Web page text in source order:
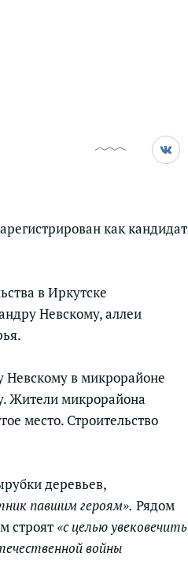
как кандидат
в Иркутске
Невскому, аллеи
Невскому в микрорайоне
Жители микрорайона
место. Строительство
деревьев,
павшим героям». Рядом
строят «с целью увековечить
войны